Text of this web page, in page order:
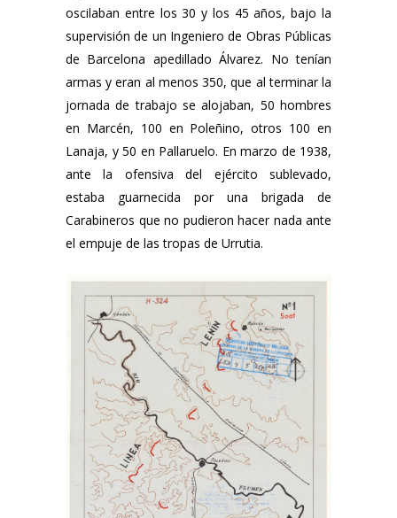
oscilaban entre los 30 y los 45 años, bajo la
supervisión de un Ingeniero de Obras Públicas
de Barcelona apedillado Álvarez. No tenían
armas y eran al menos 350, que al terminar la
jornada de trabajo se alojaban, 50 hombres
en Marcén, 100 en Poleñino, otros 100 en
Lanaja, y 50 en Pallaruelo. En marzo de 1938,
ante la ofensiva del ejército sublevado,
estaba guarnecida por una brigada de
Carabineros que no pudieron hacer nada ante
el empuje de las tropas de Urrutia.